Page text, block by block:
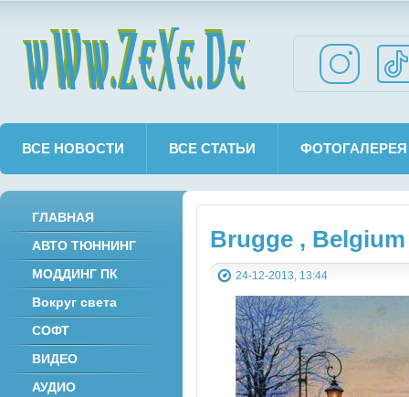
ВСЕ НОВОСТИ ВСЕ СТАТЬИ ФОТОГАЛЕРЕЯ
Brugge , Belgium
24-12-2013, 13:44
ГЛАВНАЯ
АВТО ТЮННИНГ
МОДДИНГ ПК
Вокруг света
СОФТ
ВИДЕО
АУДИО